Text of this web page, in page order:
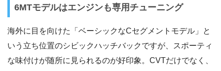
6MTモデルはエンジンも専用チューニング
海外に目を向けた「ベーシックなCセグメントモデル」と
いう立ち位置のシビックハッチバックですが、スポーティ
な味付けが随所に見られるのが好印象。CVTだけでなく、